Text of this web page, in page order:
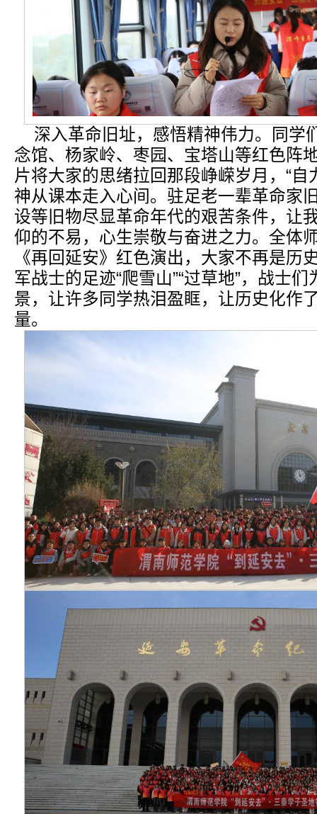
深入革命旧址，感悟精神伟力。同学
念馆、杨家岭、枣园、宝塔山等红色阵
片将大家的思绪拉回那段峥嵘岁月，“自
神从课本走入心间。驻足老一辈革命家
设等旧物尽显革命年代的艰苦条件，让
仰的不易，心生崇敬与奋进之力。全体
《再回延安》红色演出，大家不再是历
军战士的足迹“爬雪山”“过草地”，战士
景，让许多同学热泪盈眶，让历史化作
量。